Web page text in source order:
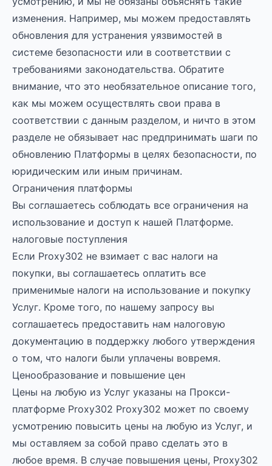
изменения. Например, мы можем предоставлять
обновления для устранения уязвимостей в
системе безопасности или в соответствии с
требованиями законодательства. Обратите
внимание, что это необязательное описание того,
как мы можем осуществлять свои права в
соответствии с данным разделом, и ничто в этом
разделе не обязывает нас предпринимать шаги по
обновлению Платформы в целях безопасности, по
юридическим или иным причинам.
Ограничения платформы
Вы соглашаетесь соблюдать все ограничения на
использование и доступ к нашей Платформе.
налоговые поступления
Если Proxy302 не взимает с вас налоги на
покупки, вы соглашаетесь оплатить все
применимые налоги на использование и покупку
Услуг. Кроме того, по нашему запросу вы
соглашаетесь предоставить нам налоговую
документацию в поддержку любого утверждения
о том, что налоги были уплачены вовремя.
Ценообразование и повышение цен
Цены на любую из Услуг указаны на Прокси-
платформе Proxy302 Proxy302 может по своему
усмотрению повысить цены на любую из Услуг, и
мы оставляем за собой право сделать это в
любое время. В случае повышения цены, Proxy302